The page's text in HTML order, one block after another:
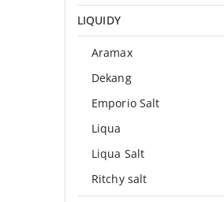
LIQUIDY
Aramax
Dekang
Emporio Salt
Liqua
Liqua Salt
Ritchy salt